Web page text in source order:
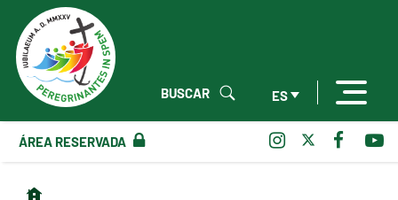
ES
BUSCAR
ÁREA RESERVADA